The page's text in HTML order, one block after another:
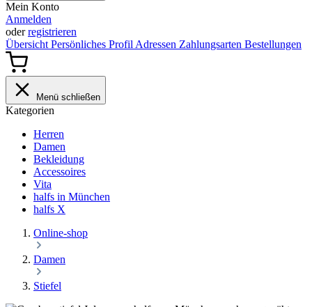
Mein Konto
Anmelden
oderregistrieren
Übersicht Persönliches Profil Adressen Zahlungsarten Bestellungen
Menü schließen
Kategorien
Herren
Damen
Bekleidung
Accessoires
Vita
halfs in München
halfs X
Online-shop
Damen
Stiefel